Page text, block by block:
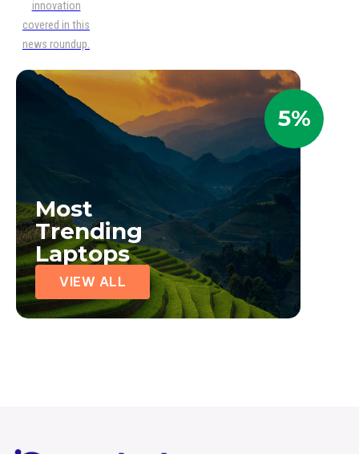
innovation
covered in this
news roundup.
5%
Most
Trending
Laptops
VIEW ALL